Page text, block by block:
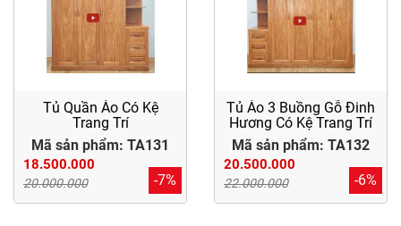
Tủ Quần Áo Có Kệ
Trang Trí
Mã sản phẩm: TA131
18.500.000
20.000.000 -7%
Tủ Áo 3 Buồng Gỗ Đinh
Hương Có Kệ Trang Trí
Mã sản phẩm: TA132
20.500.000
22.000.000 -6%